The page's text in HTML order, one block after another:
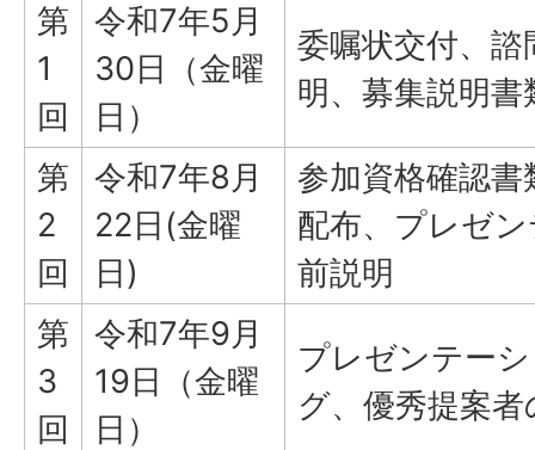
第
1
回
令和7年5月
30日（金曜
日）
委嘱状交付、
明、募集説明
第
2
回
令和7年8月
22日(金曜
日)
参加資格確認
配布、プレゼ
前説明
第
3
回
令和7年9月
19日（金曜
日）
プレゼンテー
グ、優秀提案者